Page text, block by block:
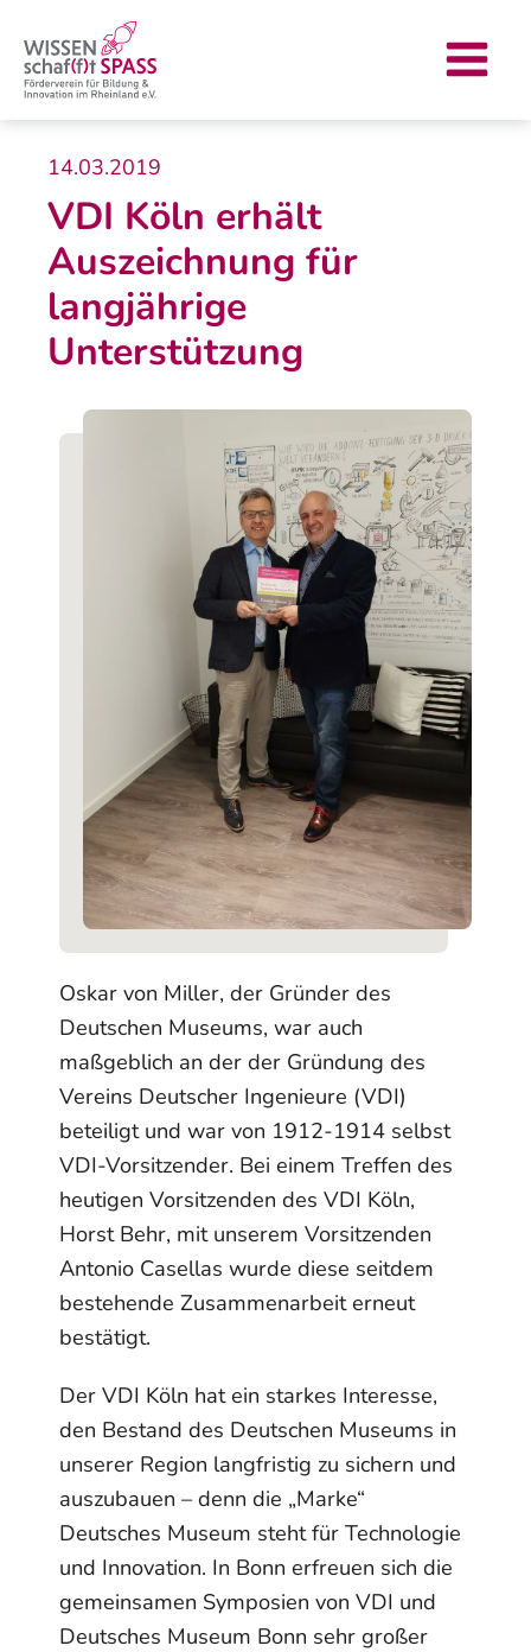
Inhalt
springen
Menu
14.03.2019
VDI Köln erhält
Auszeichnung für
langjährige
Unterstützung
Oskar von Miller, der Gründer des
Deutschen Museums, war auch
maßgeblich an der der Gründung des
Vereins Deutscher Ingenieure (VDI)
beteiligt und war von 1912-1914 selbst
VDI-Vorsitzender. Bei einem Treffen des
heutigen Vorsitzenden des VDI Köln,
Horst Behr, mit unserem Vorsitzenden
Antonio Casellas wurde diese seitdem
bestehende Zusammenarbeit erneut
bestätigt.
Der VDI Köln hat ein starkes Interesse,
den Bestand des Deutschen Museums in
unserer Region langfristig zu sichern und
auszubauen – denn die „Marke“
Deutsches Museum steht für Technologie
und Innovation. In Bonn erfreuen sich die
gemeinsamen Symposien von VDI und
Deutsches Museum Bonn sehr großer
navigation